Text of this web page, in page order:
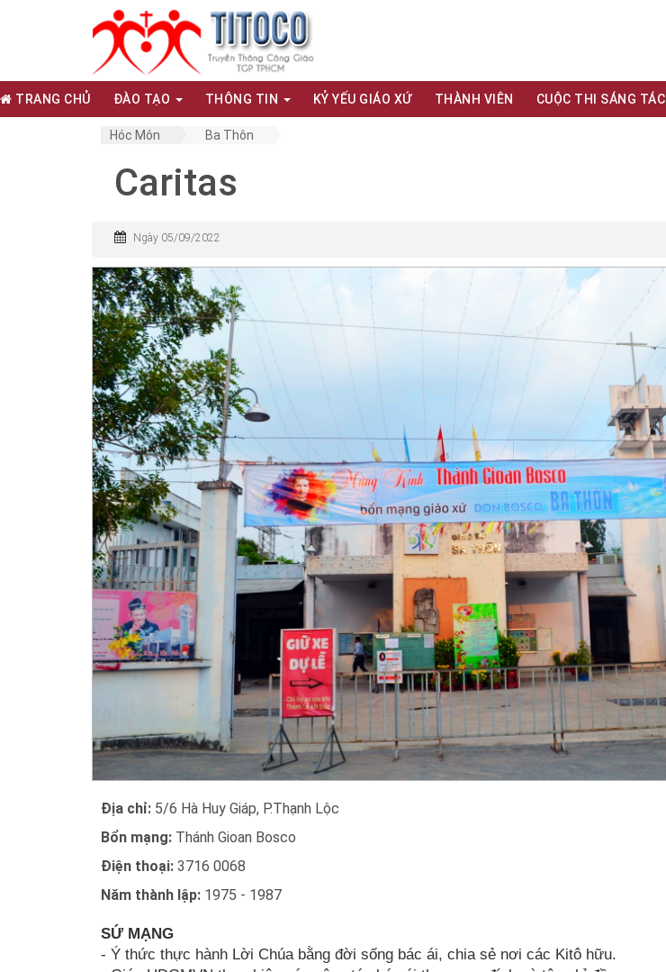
TRANG CHỦ ĐÀO TẠO THÔNG TIN KỶ YẾU GIÁO XỨ THÀNH VIÊN CUỘC THI SÁNG TÁC
Hóc Môn Ba Thôn
Caritas
Ngày 05/09/2022
Địa chỉ: 5/6 Hà Huy Giáp, P.Thạnh Lộc
Bổn mạng: Thánh Gioan Bosco
Điện thoại: 3716 0068
Năm thành lập: 1975 - 1987
SỨ MẠNG
- Ý thức thực hành Lời Chúa bằng đời sống bác ái, chia sẻ nơi các Kitô hữu.